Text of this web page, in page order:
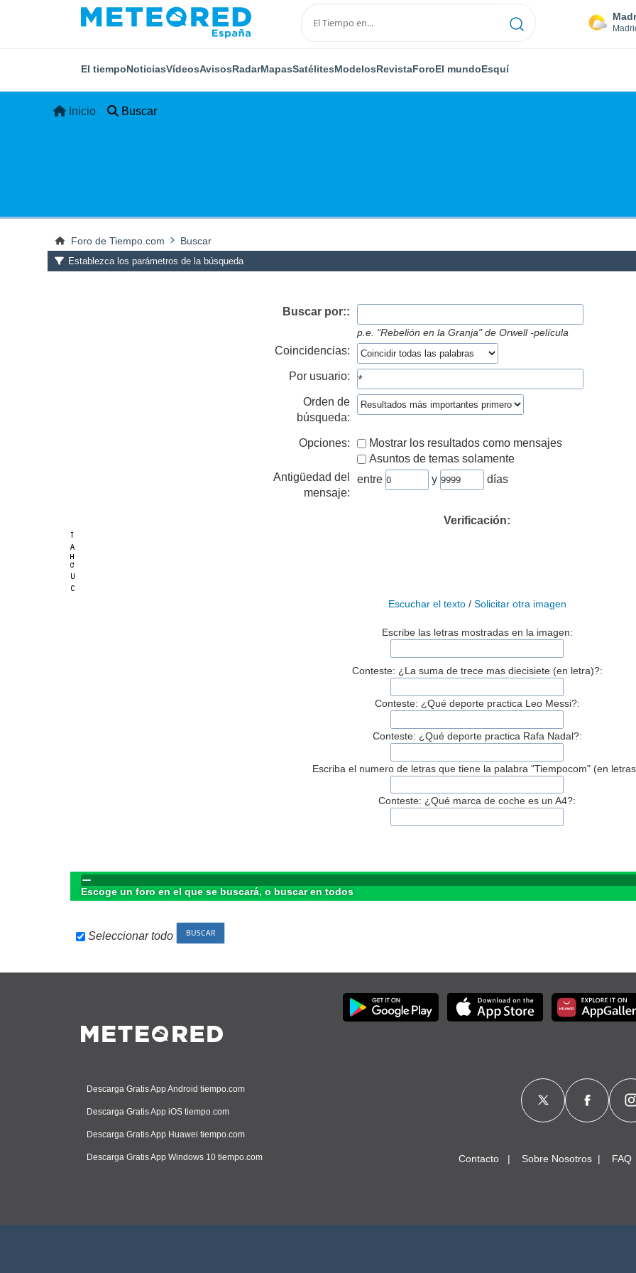
El tiempoNoticiasVídeosAvisosRadarMapasSatélitesModelosRevistaForoEl mundoEsquí
Inicio Buscar
Foro de Tiempo.com Buscar
Establezca los parámetros de la búsqueda
Buscar por::
p.e. "Rebelión en la Granja" de Orwell -película
Coincidencias:
Por usuario:
Orden de
búsqueda:
Opciones:
Mostrar los resultados como mensajes
Asuntos de temas solamente
Antigüedad del
mensaje:
entre y días
Verificación:
Escuchar el texto/ Solicitar otra imagen
Escribe las letras mostradas en la imagen:
Conteste: ¿La suma de trece mas diecisiete (en letra)?:
Conteste: ¿Qué deporte practica Leo Messi?:
Conteste: ¿Qué deporte practica Rafa Nadal?:
Escriba el numero de letras que tiene la palabra "Tiempocom" (en
Conteste: ¿Qué marca de coche es un A4?:
Escoge un foro en el que se buscará, o buscar en todos
Seleccionar todo
Descarga Gratis App Android tiempo.com
Descarga Gratis App iOS tiempo.com
Descarga Gratis App Huawei tiempo.com
Descarga Gratis App Windows 10 tiempo.com Contacto Sobre Nosotros FAQ